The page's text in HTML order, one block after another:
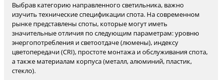
Выбрав категорию направленного светильника, важно
изучить технические спецификации спота. На современном
рынке представлены споты, которые могут иметь
значительные отличия по следующим параметрам: уровню
энергопотребления и светоотдаче (люмены), индексу
цветопередачи (CRI), простоте монтажа и обслуживания спота,
а также материалам корпуса (металл, алюминий, пластик,
стекло).